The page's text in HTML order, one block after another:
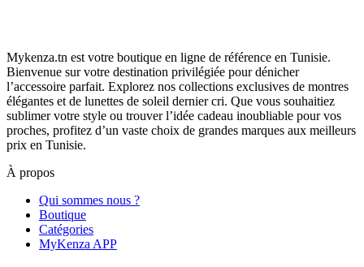
Mykenza.tn est votre boutique en ligne de référence en Tunisie.
Bienvenue sur votre destination privilégiée pour dénicher
l’accessoire parfait. Explorez nos collections exclusives de montres
élégantes et de lunettes de soleil dernier cri. Que vous souhaitiez
sublimer votre style ou trouver l’idée cadeau inoubliable pour vos
proches, profitez d’un vaste choix de grandes marques aux meilleurs
prix en Tunisie.
À propos
Qui sommes nous ?
Boutique
Catégories
MyKenza APP